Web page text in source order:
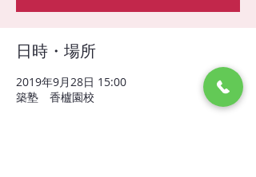
日時・場所
2019年9月28日 15:00
築塾 香櫨園校